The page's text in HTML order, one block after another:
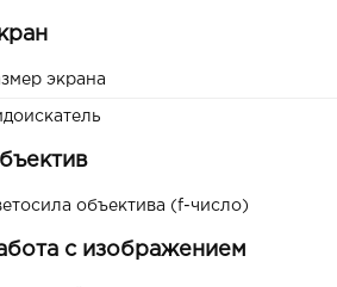
экрана
объектива (f-число)
с изображением